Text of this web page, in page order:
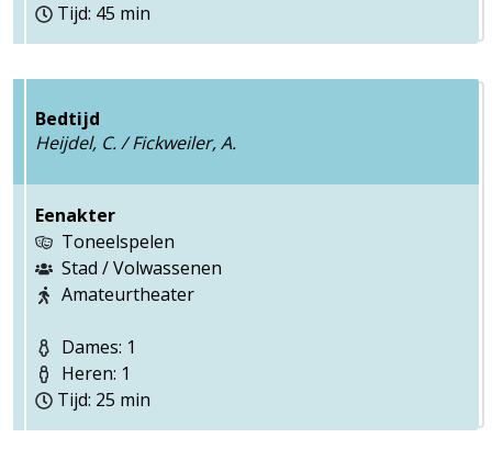
Tijd: 45 min
Bedtijd
Heijdel, C. / Fickweiler, A.
Eenakter
Toneelspelen
Stad / Volwassenen
Amateurtheater
Dames: 1
Heren: 1
Tijd: 25 min